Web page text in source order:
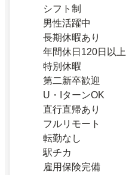
シフト制
男性活躍中
長期休暇あり
年間休日120日以上
特別休暇
第二新卒歓迎
U・IターンOK
直行直帰あり
フルリモート
転勤なし
駅チカ
雇用保険完備